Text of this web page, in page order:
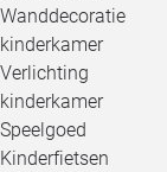
Wanddecoratie
kinderkamer
Verlichting
kinderkamer
Speelgoed
Kinderfietsen